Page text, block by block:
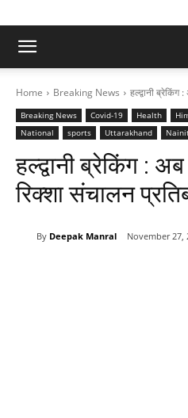
Home Breaking News हल्द्वानी
Breaking News Covid-19 Health
National
sports Uttarakhand
हल्द्वानी ब्रेकिंग :
रिक्शा संचालन
By Deepak Manral November 27,